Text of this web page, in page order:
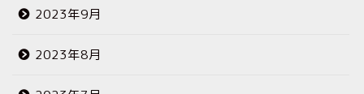
2023年9月
2023年8月